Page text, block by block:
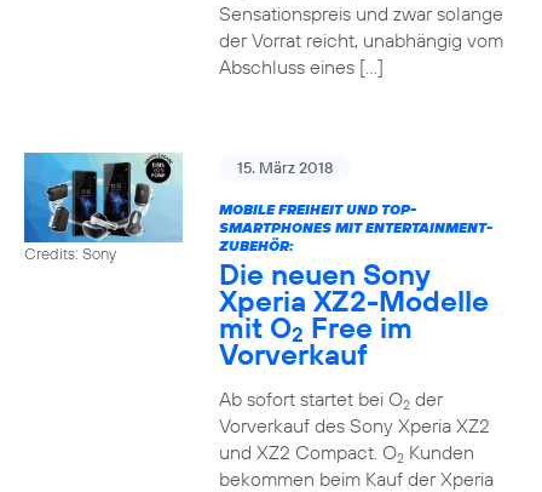
Sensationspreis und zwar solange
der Vorrat reicht, unabhängig vom
Abschluss eines […]
Credits: Sony
15. März 2018
MOBILE FREIHEIT UND TOP-
SMARTPHONES MIT ENTERTAINMENT-
ZUBEHÖR:
Die neuen Sony
Xperia XZ2-Modelle
mit O2 Free im
Vorverkauf
Ab sofort startet bei O2der
Vorverkauf des Sony Xperia XZ2
und XZ2 Compact. O2Kunden
bekommen beim Kauf der Xperia